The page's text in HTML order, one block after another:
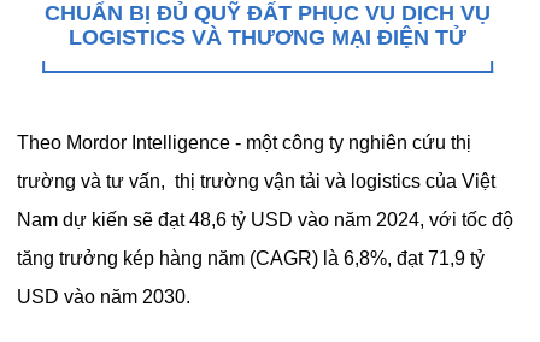
CHUẨN BỊ ĐỦ QUỸ ĐẤT PHỤC VỤ DỊCH VỤ
LOGISTICS VÀ THƯƠNG MẠI ĐIỆN TỬ
Theo Mordor Intelligence - một công ty nghiên cứu thị
trường và tư vấn, thị trường vận tải và logistics của Việt
Nam dự kiến sẽ đạt 48,6 tỷ USD vào năm 2024, với tốc độ
tăng trưởng kép hàng năm (CAGR) là 6,8%, đạt 71,9 tỷ
USD vào năm 2030.